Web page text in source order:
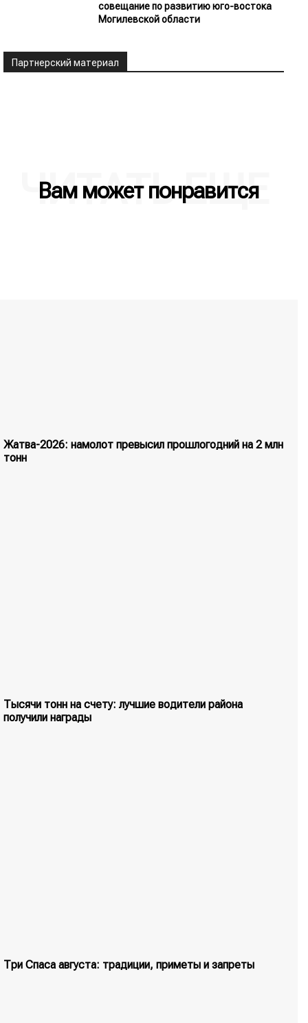
совещание по развитию юго-востока
Могилевской области
Партнерский материал
Вам может понравится
ЧИТАТЬ ЕЩЕ
Жатва-2026: намолот превысил прошлогодний на 2 млн
тонн
Тысячи тонн на счету: лучшие водители района
получили награды
Три Спаса августа: традиции, приметы и запреты